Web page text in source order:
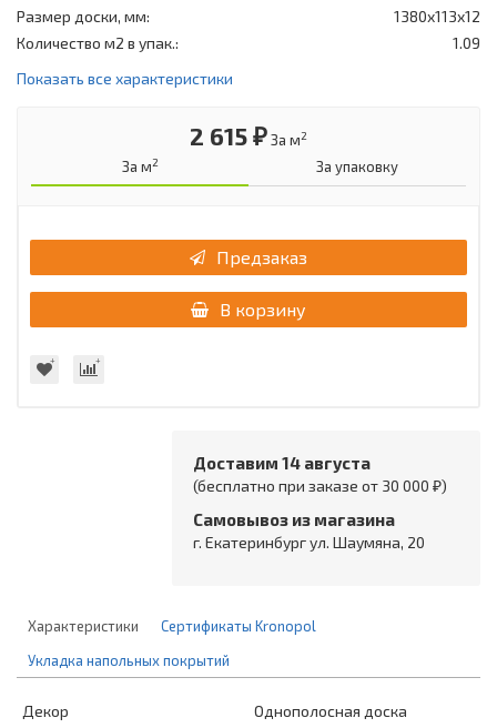
Размер доски, мм:
1380х113х12
Количество м2 в упак.:
1.09
Показать все характеристики
2 615 ₽За м2
За м2 За упаковку
Предзаказ
В корзину
Доставим 14 августа
(бесплатно при заказе от 30 000 ₽)
Самовывоз из магазина
г. Екатеринбург ул. Шаумяна, 20
Характеристики
Сертификаты Kronopol
Укладка напольных покрытий
Декор
Однополосная доска